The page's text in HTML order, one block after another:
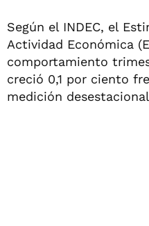
Según el INDEC, el
Actividad Económica
comportamiento
creció 0,1 por ciento
medición